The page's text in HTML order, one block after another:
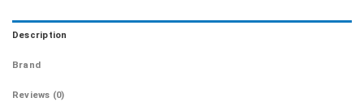
Description
Brand
Reviews (0)